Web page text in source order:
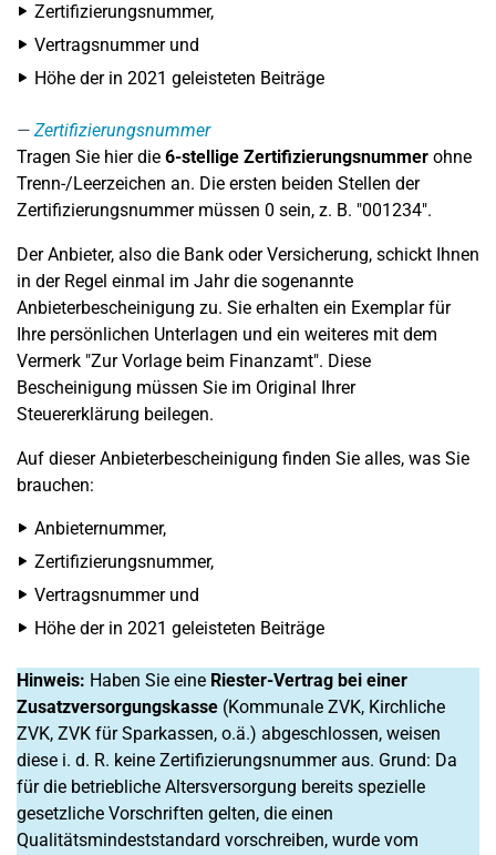
Zertifizierungsnummer,
Vertragsnummer und
Höhe der in 2021 geleisteten Beiträge
Zertifizierungsnummer
Tragen Sie hier die 6-stellige Zertifizierungsnummer ohne
Trenn-/Leerzeichen an. Die ersten beiden Stellen der
Zertifizierungsnummer müssen 0 sein, z. B. "001234".
Der Anbieter, also die Bank oder Versicherung, schickt Ihnen
in der Regel einmal im Jahr die sogenannte
Anbieterbescheinigung zu. Sie erhalten ein Exemplar für
Ihre persönlichen Unterlagen und ein weiteres mit dem
Vermerk "Zur Vorlage beim Finanzamt". Diese
Bescheinigung müssen Sie im Original Ihrer
Steuererklärung beilegen.
Auf dieser Anbieterbescheinigung finden Sie alles, was Sie
brauchen:
Anbieternummer,
Zertifizierungsnummer,
Vertragsnummer und
Höhe der in 2021 geleisteten Beiträge
Hinweis: Haben Sie eine Riester-Vertrag bei einer
Zusatzversorgungskasse (Kommunale ZVK, Kirchliche
ZVK, ZVK für Sparkassen, o.ä.) abgeschlossen, weisen
diese i. d. R. keine Zertifizierungsnummer aus. Grund: Da
für die betriebliche Altersversorgung bereits spezielle
gesetzliche Vorschriften gelten, die einen
Qualitätsmindeststandard vorschreiben, wurde vom